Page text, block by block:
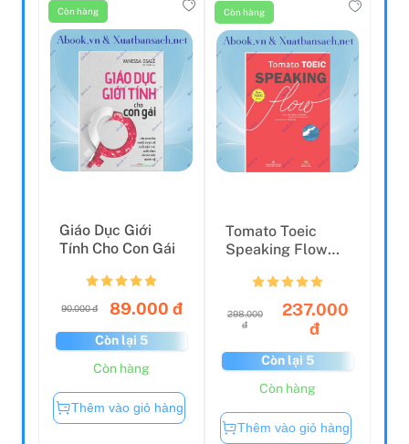
Còn hàng
Giáo Dục Giới
Tính Cho Con Gái
90.000 đ 89.000 đ
Còn lại 5
Còn hàng
Thêm vào giỏ hàng
Còn hàng
Tomato Toeic
Speaking Flow
(Tái Bản 2021)
298.000
đ
237.000
đ
Còn lại 5
Còn hàng
Thêm vào giỏ hàng